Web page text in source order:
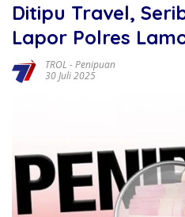
Ditipu Travel,
Lapor Polres
TROL -Penipuan
30 Juli 2025